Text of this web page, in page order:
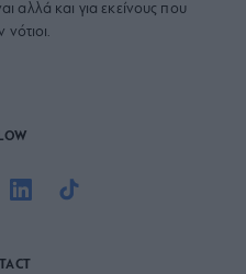
αλλά και για εκείνους που